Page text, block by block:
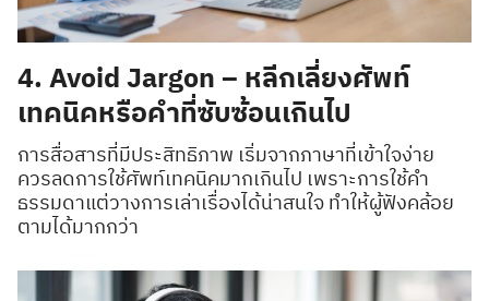
4. Avoid Jargon – หลีกเลี่ยงศัพท์
เทคนิคหรือคำที่ซับซ้อนเกินไป
การสื่อสารที่มีประสิทธิภาพ เริ่มจากภาษาที่เข้าใจง่าย
ควรลดการใช้ศัพท์เทคนิคมากเกินไป เพราะการใช้คำ
ธรรมดาแต่วางการเล่าเรื่องได้น่าสนใจ ทำให้ผู้ฟังคล้อย
ตามได้มากกว่า